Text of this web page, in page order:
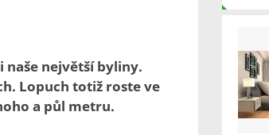
největší byliny.
Lopuch totiž roste ve
a půl metru.